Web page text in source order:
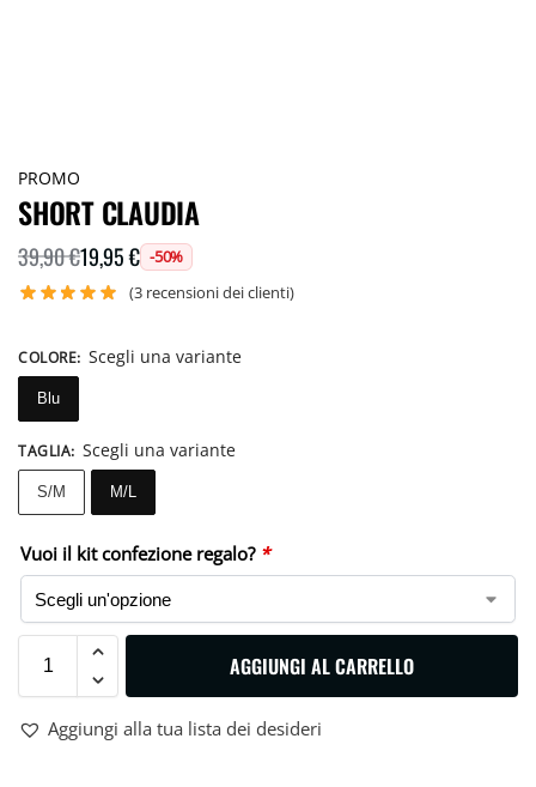
PROMO
SHORT CLAUDIA
39,90€19,95€ -50%
(3 recensioni dei clienti)
COLORE: Scegli una variante
Blu
TAGLIA: Scegli una variante
S/M M/L
Vuoi il kit confezione regalo? *
AGGIUNGI AL CARRELLO
Aggiungi alla tua lista dei desideri